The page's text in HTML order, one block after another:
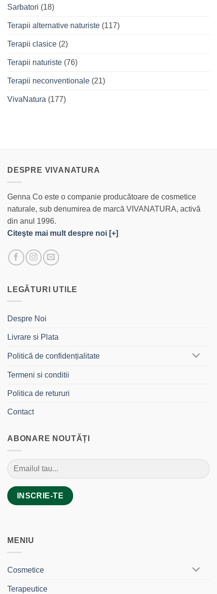
Sarbatori (18)
Terapii alternative naturiste (117)
Terapii clasice (2)
Terapii naturiste (76)
Terapii neconventionale (21)
VivaNatura (177)
DESPRE VIVANATURA
Genna Co este o companie producătoare de cosmetice
naturale, sub denumirea de marcă VIVANATURA, activă
din anul 1996.
Citeşte mai mult despre noi [+]
LEGĂTURI UTILE
Despre Noi
Livrare si Plata
Politică de confidențialitate
Termeni si conditii
Politica de retururi
Contact
ABONARE NOUTĂȚI
MENIU
Cosmetice
Terapeutice